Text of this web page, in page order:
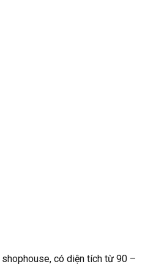
có diện tích từ 90 –